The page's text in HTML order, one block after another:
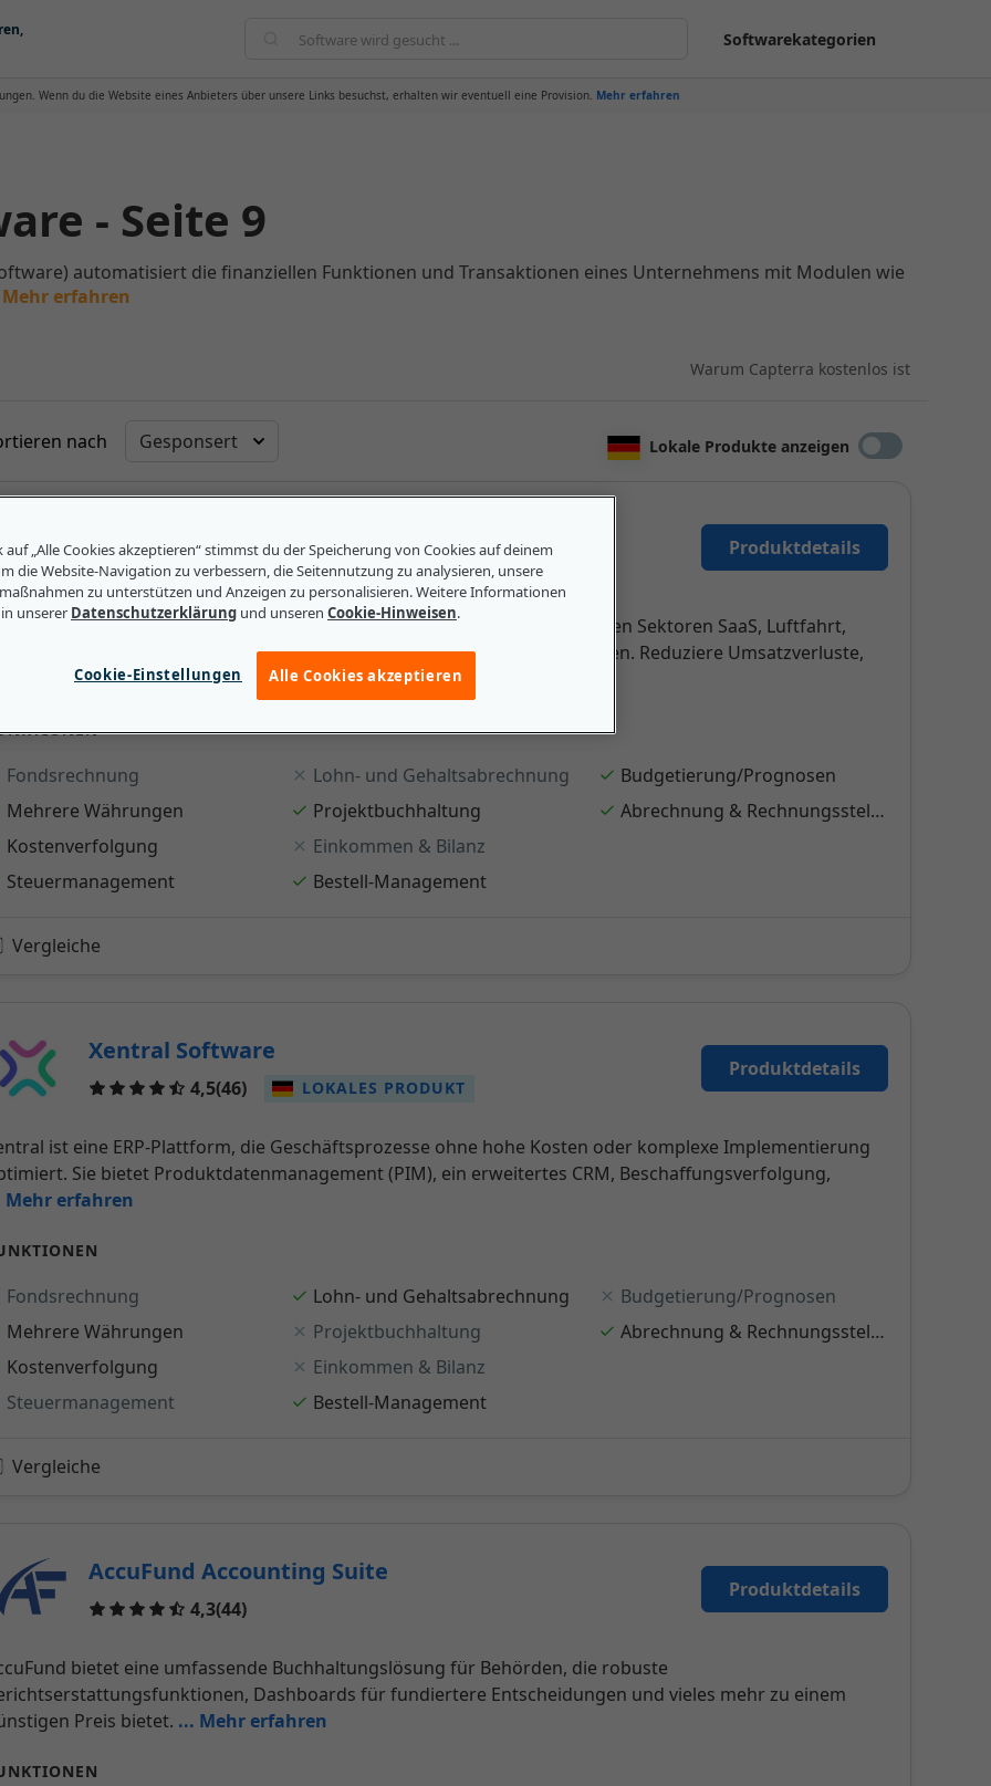
Softwarekategorien
Wenn du die Website eines Anbieters über unsere Links besuchst, erhalten wir eventuell eine Provision. Mehr erfahren
- Seite 9
automatisiert die finanziellen Funktionen und Transaktionen eines Unternehmens mit Modulen wie
Mehr erfahren
Warum Capterra kostenlos ist
nach Gesponsert Lokale Produkte anzeigen
4,5(48)
Reviews
Produktdetails
das Wachstum deines Unternehmen wie die Kunden von Fusebill in den Sektoren SaaS, Luftfahrt,
Telematik usw. in Gang. Eliminiere manuelle Abrechnungen. Reduziere Umsatzverluste,
Mehr erfahren
Fondsrechnung
Mehrere Währungen
Kostenverfolgung
Steuermanagement
Lohn- und Gehaltsabrechnung
Projektbuchhaltung
Einkommen & Bilanz
Bestell-Management
Budgetierung/Prognosen
Abrechnung & Rechnungsstellung
Vergleiche
Xentral Software
4,5(46)
Reviews LOKALES PRODUKT
Produktdetails
ist eine ERP-Plattform, die Geschäftsprozesse ohne hohe Kosten oder komplexe Implementierung
Sie bietet Produktdatenmanagement (PIM), ein erweitertes CRM, Beschaffungsverfolgung,
Mehr erfahren
Fondsrechnung
Mehrere Währungen
Kostenverfolgung
Steuermanagement
Lohn- und Gehaltsabrechnung
Projektbuchhaltung
Einkommen & Bilanz
Bestell-Management
Budgetierung/Prognosen
Abrechnung & Rechnungsstellung
Vergleiche
AccuFund Accounting Suite
4,3(44)
Reviews
Produktdetails
bietet eine umfassende Buchhaltungslösung für Behörden, die robuste
Dashboards für fundiertere Entscheidungen und vieles mehr zu einem
Preis bietet. ... Mehr erfahren
auf „Alle Cookies akzeptieren“ stimmst du der Speicherung von Cookies auf deinem
die Website-Navigation zu verbessern, die Seitennutzung zu analysieren, unsere
zu unterstützen und Anzeigen zu personalisieren. Weitere Informationen
unserer Datenschutzerklärung und unseren Cookie-Hinweisen.
Cookie-Einstellungen Alle Cookies akzeptieren